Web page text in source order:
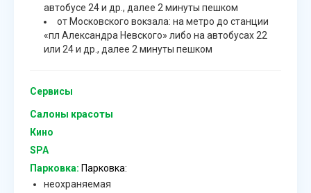
автобусе 24 и др., далее 2 минуты пешком
от Московского вокзала: на метро до станции
«пл Александра Невского» либо на автобусах 22
или 24 и др., далее 2 минуты пешком
Сервисы
Салоны красоты
Кино
SPA
Парковка: Парковка:
неохраняемая